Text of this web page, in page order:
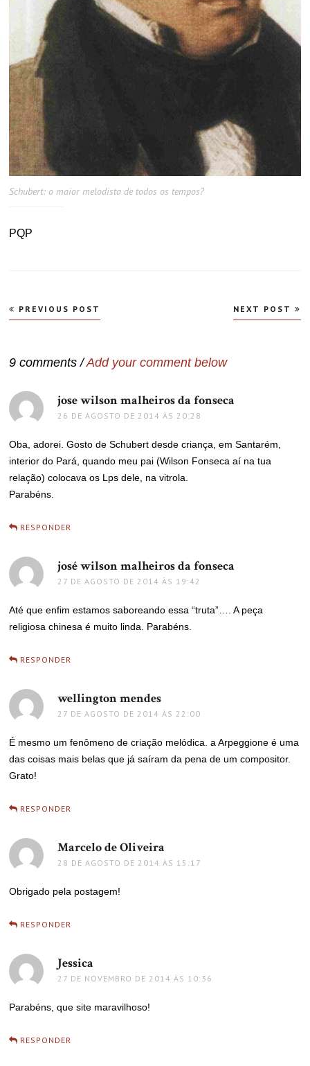
Schubert: o maior melodista de todos os tempos?
PQP
Navegação
de
PREVIOUS POST NEXT POST
9 comments /Add your comment below
jose wilson malheiros da fonseca
26 DE AGOSTO DE 2014 ÀS 20:28
Oba, adorei. Gosto de Schubert desde criança, em Santarém,
interior do Pará, quando meu pai (Wilson Fonseca aí na tua
relação) colocava os Lps dele, na vitrola.
Parabéns.
RESPONDER
josé wilson malheiros da fonseca
27 DE AGOSTO DE 2014 ÀS 19:42
Até que enfim estamos saboreando essa “truta”…. A peça
religiosa chinesa é muito linda. Parabéns.
RESPONDER
wellington mendes
27 DE AGOSTO DE 2014 ÀS 22:00
É mesmo um fenômeno de criação melódica. a Arpeggione é uma
das coisas mais belas que já saíram da pena de um compositor.
Grato!
RESPONDER
Marcelo de Oliveira
28 DE AGOSTO DE 2014 ÀS 15:17
Obrigado pela postagem!
RESPONDER
Jessica
27 DE NOVEMBRO DE 2014 ÀS 10:36
Parabéns, que site maravilhoso!
RESPONDER